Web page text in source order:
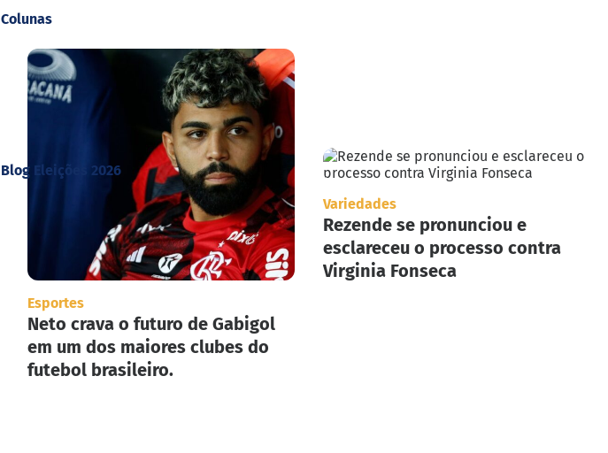
Colunas
Blog Eleições 2026
Esportes
Neto crava o futuro de Gabigol
em um dos maiores clubes do
futebol brasileiro.
Variedades
Rezende se pronunciou e
esclareceu o processo contra
Virginia Fonseca